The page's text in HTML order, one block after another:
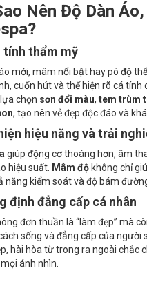
Nên Độ Dàn
tính thẩm mỹ
mới, mâm nổi bật hay pô độ
cuốn hút và thể hiện rõ cá tính
chọn sơn đổi màu, tem trùm
, tạo nên vẻ đẹp độc đáo và
hiệu năng và trải
giúp động cơ thoáng hơn, âm
hiệu suất. Mâm độkhông chỉ
năng kiểm soát và độ bám
định đẳng cấp cá nhân
đơn thuần là “làm đẹp” mà
sống và đẳng cấp của người
hài hòa từ trong ra ngoài chắc
ánh nhìn.